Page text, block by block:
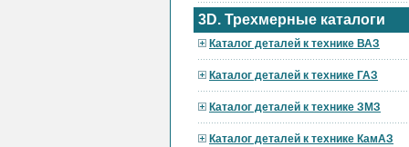
3D. Трехмерные каталоги
Каталог деталей к технике ВАЗ
Каталог деталей к технике ГАЗ
Каталог деталей к технике ЗМЗ
Каталог деталей к технике КамАЗ